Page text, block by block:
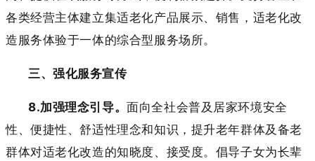
各类经营主体建立集适老化产品展示、销售，适老化改
造服务体验于一体的综合型服务场所。
三、强化服务宣传
8.加强理念引导。面向全社会普及居家环境安全
性、便捷性、舒适性理念和知识，提升老年群体及备老
群体对适老化改造的知晓度、接受度。倡导子女为长辈